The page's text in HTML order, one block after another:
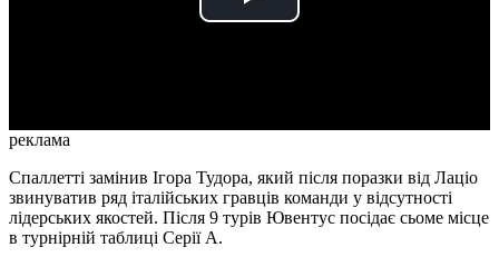
Play
реклама
Спаллетті замінив Ігора Тудора, який після поразки від Лаціо
звинуватив ряд італійських гравців команди у відсутності
лідерських якостей. Після 9 турів Ювентус посідає сьоме місце
в турнірній таблиці Серії А.